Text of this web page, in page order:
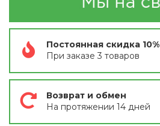
Постоянная скидка 10%
При заказе 3 товаров
Возврат и обмен
На протяжении 14 дней